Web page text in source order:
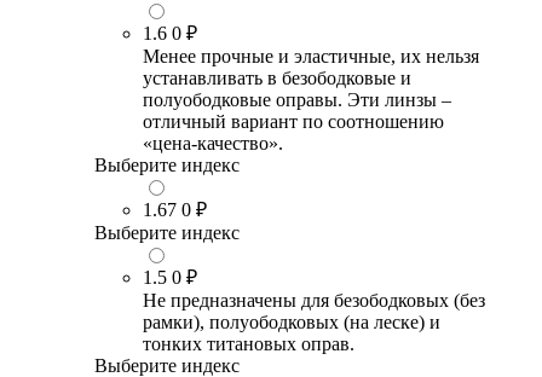
1.6 0 ₽
Менее прочные и эластичные, их нельзя
устанавливать в безободковые и
полуободковые оправы. Эти линзы –
отличный вариант по соотношению
«цена-качество».
Выберите индекс
1.67 0 ₽
Выберите индекс
1.5 0 ₽
Не предназначены для безободковых (без
рамки), полуободковых (на леске) и
тонких титановых оправ.
Выберите индекс